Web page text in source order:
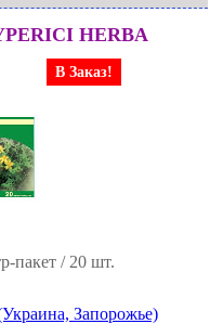
HERBA
В Заказ!
пакет / 20 шт.
Запорожье)